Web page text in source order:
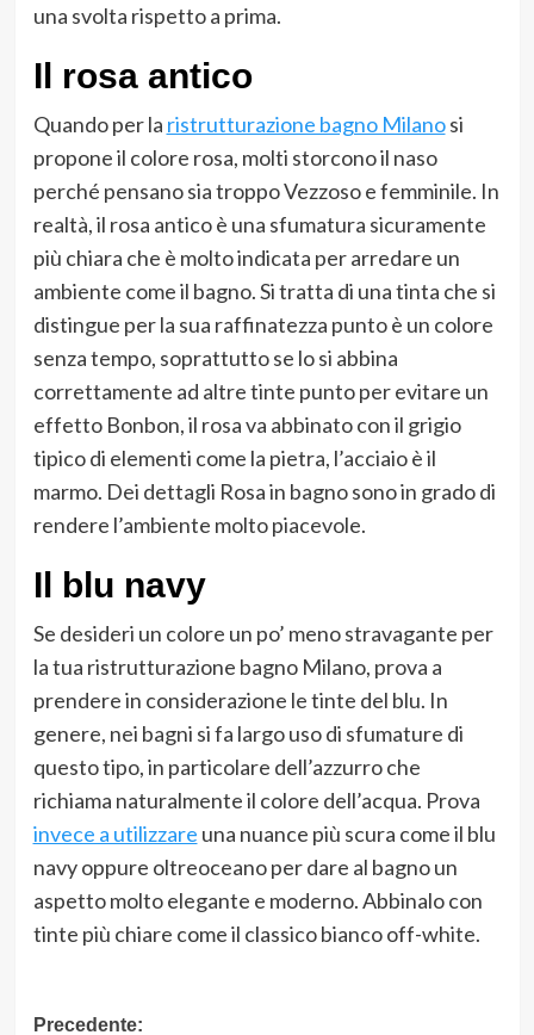
una svolta rispetto a prima.
Il rosa antico
Quando per la ristrutturazione bagno Milanosi
propone il colore rosa, molti storcono il naso
perché pensano sia troppo Vezzoso e femminile. In
realtà, il rosa antico è una sfumatura sicuramente
più chiara che è molto indicata per arredare un
ambiente come il bagno. Si tratta di una tinta che si
distingue per la sua raffinatezza punto è un colore
senza tempo, soprattutto se lo si abbina
correttamente ad altre tinte punto per evitare un
effetto Bonbon, il rosa va abbinato con il grigio
tipico di elementi come la pietra, l’acciaio è il
marmo. Dei dettagli Rosa in bagno sono in grado di
rendere l’ambiente molto piacevole.
Il blu navy
Se desideri un colore un po’ meno stravagante per
la tua ristrutturazione bagno Milano, prova a
prendere in considerazione le tinte del blu. In
genere, nei bagni si fa largo uso di sfumature di
questo tipo, in particolare dell’azzurro che
richiama naturalmente il colore dell’acqua. Prova
invece a utilizzare una nuance più scura come il blu
navy oppure oltreoceano per dare al bagno un
aspetto molto elegante e moderno. Abbinalo con
tinte più chiare come il classico bianco off-white.
Precedente: